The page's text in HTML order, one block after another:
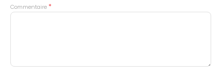
Commentaire *